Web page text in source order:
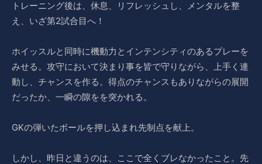
トレーニング後は、休息、リフレッシュし、メンタルを整
え、いざ第2試合目へ！
ホイッスルと同時に機動力とインテンシティのあるプレーを
みせる。攻守において決まり事を皆で守りながら、上手く連
動し、チャンスを作る。得点のチャンスもありながらの展開
だったか、一瞬の隙をを突かれる。
GKの弾いたボールを押し込まれ先制点を献上。
しかし、昨日と違うのは、ここで全くブレなかったこと。先